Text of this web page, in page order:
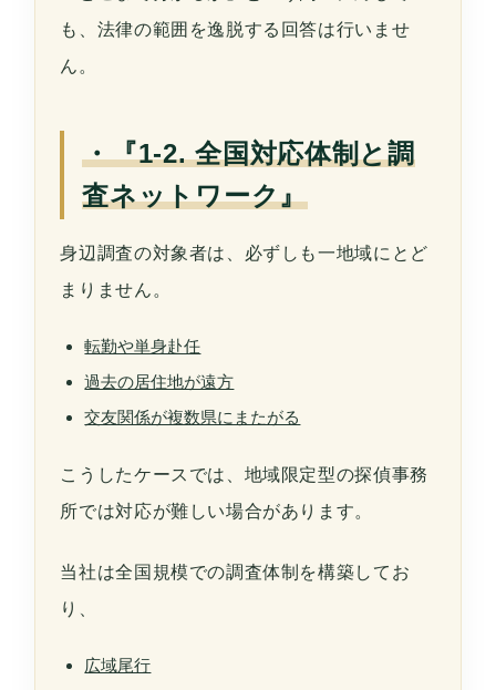
も、法律の範囲を逸脱する回答は行いませ
ん。
・『1-2. 全国対応体制と調
査ネットワーク』
身辺調査の対象者は、必ずしも一地域にとど
まりません。
転勤や単身赴任
過去の居住地が遠方
交友関係が複数県にまたがる
こうしたケースでは、地域限定型の探偵事務
所では対応が難しい場合があります。
当社は全国規模での調査体制を構築してお
り、
広域尾行